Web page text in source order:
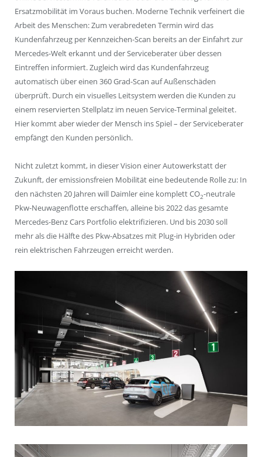
Ersatzmobilität im Voraus buchen. Moderne Technik verfeinert die
Arbeit des Menschen: Zum verabredeten Termin wird das
Kundenfahrzeug per Kennzeichen-Scan bereits an der Einfahrt zur
Mercedes-Welt erkannt und der Serviceberater über dessen
Eintreffen informiert. Zugleich wird das Kundenfahrzeug
automatisch über einen 360 Grad-Scan auf Außenschäden
überprüft. Durch ein visuelles Leitsystem werden die Kunden zu
einem reservierten Stellplatz im neuen Service-Terminal geleitet.
Hier kommt aber wieder der Mensch ins Spiel – der Serviceberater
empfängt den Kunden persönlich.
Nicht zuletzt kommt, in dieser Vision einer Autowerkstatt der
Zukunft, der emissionsfreien Mobilität eine bedeutende Rolle zu: In
den nächsten 20 Jahren will Daimler eine komplett CO2-neutrale
Pkw-Neuwagenflotte erschaffen, alleine bis 2022 das gesamte
Mercedes-Benz Cars Portfolio elektrifizieren. Und bis 2030 soll
mehr als die Hälfte des Pkw-Absatzes mit Plug-in Hybriden oder
rein elektrischen Fahrzeugen erreicht werden.